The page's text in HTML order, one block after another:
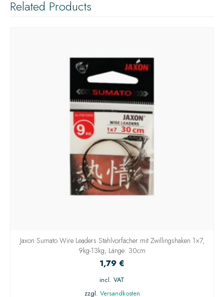
Related Products
Jaxon Sumato Wire Leaders Stahlvorfächer mit Zwillingshaken 1×7,
9kg-13kg; Länge: 30cm
1,79 €
incl. VAT
zzgl. Versandkosten